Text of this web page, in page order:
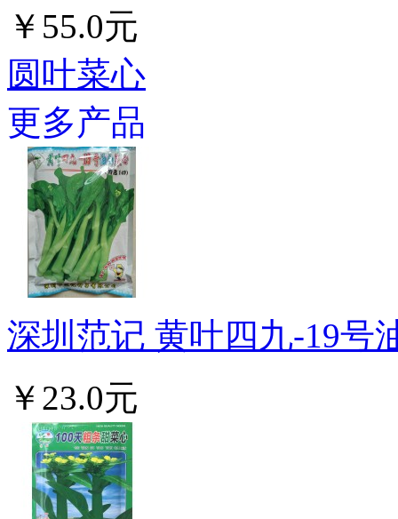
￥55.0元
圆叶菜心
更多产品
深圳范记 黄叶四九-19号
￥23.0元